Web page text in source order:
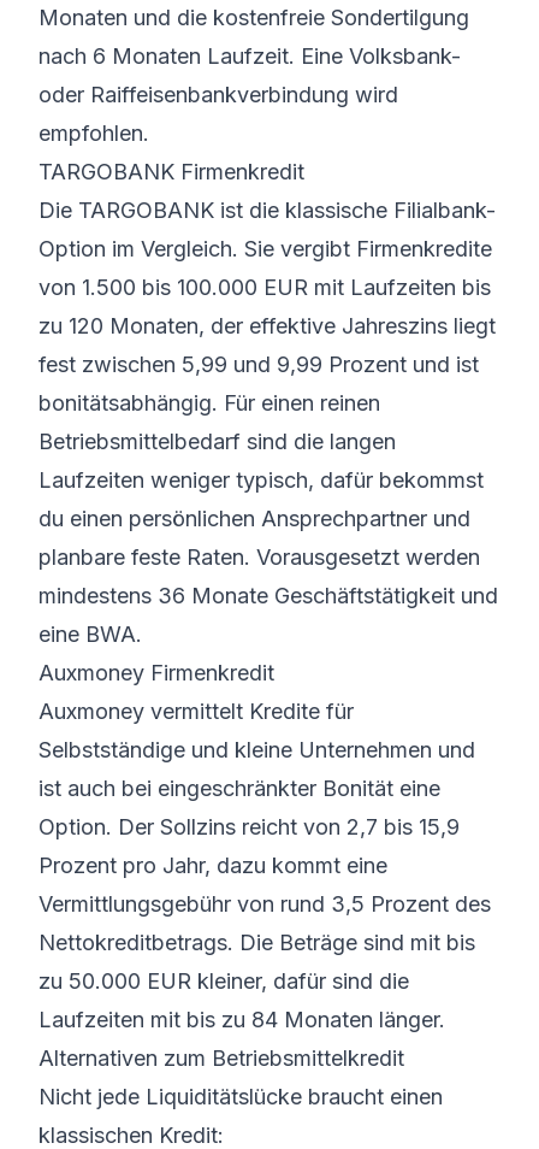
Monaten und die kostenfreie Sondertilgung
nach 6 Monaten Laufzeit. Eine Volksbank-
oder Raiffeisenbankverbindung wird
empfohlen.
TARGOBANK Firmenkredit
Die TARGOBANK ist die klassische Filialbank-
Option im Vergleich. Sie vergibt Firmenkredite
von 1.500 bis 100.000 EUR mit Laufzeiten bis
zu 120 Monaten, der effektive Jahreszins liegt
fest zwischen 5,99 und 9,99 Prozent und ist
bonitätsabhängig. Für einen reinen
Betriebsmittelbedarf sind die langen
Laufzeiten weniger typisch, dafür bekommst
du einen persönlichen Ansprechpartner und
planbare feste Raten. Vorausgesetzt werden
mindestens 36 Monate Geschäftstätigkeit und
eine BWA.
Auxmoney Firmenkredit
Auxmoney vermittelt Kredite für
Selbstständige und kleine Unternehmen und
ist auch bei eingeschränkter Bonität eine
Option. Der Sollzins reicht von 2,7 bis 15,9
Prozent pro Jahr, dazu kommt eine
Vermittlungsgebühr von rund 3,5 Prozent des
Nettokreditbetrags. Die Beträge sind mit bis
zu 50.000 EUR kleiner, dafür sind die
Laufzeiten mit bis zu 84 Monaten länger.
Alternativen zum Betriebsmittelkredit
Nicht jede Liquiditätslücke braucht einen
klassischen Kredit: